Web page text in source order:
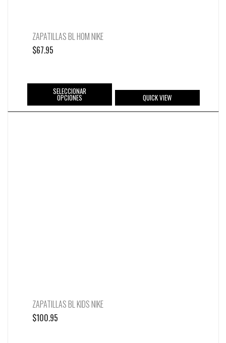
ZAPATILLAS BL HOM NIKE
$67.95
SELECCIONAR
OPCIONES QUICK VIEW
ZAPATILLAS BL KIDS NIKE
$100.95